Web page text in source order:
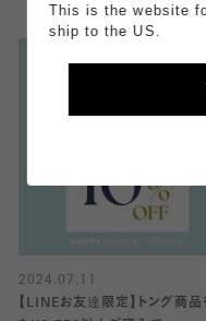
2024.07.11
【LINEお友達限定】トング商品
This is the website
ship to the US.